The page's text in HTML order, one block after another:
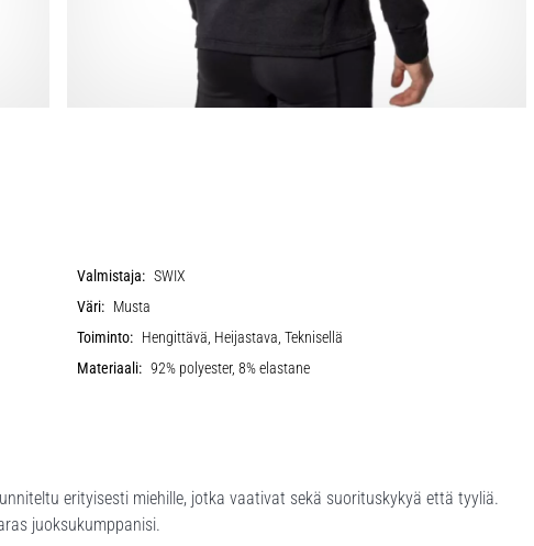
Valmistaja: SWIX
Väri: Musta
Toiminto: Hengittävä, Heijastava, Teknisellä
Materiaali: 92% polyester, 8% elastane
erityisesti miehille, jotka vaativat sekä suorituskykyä että tyyliä.
juoksukumppanisi.